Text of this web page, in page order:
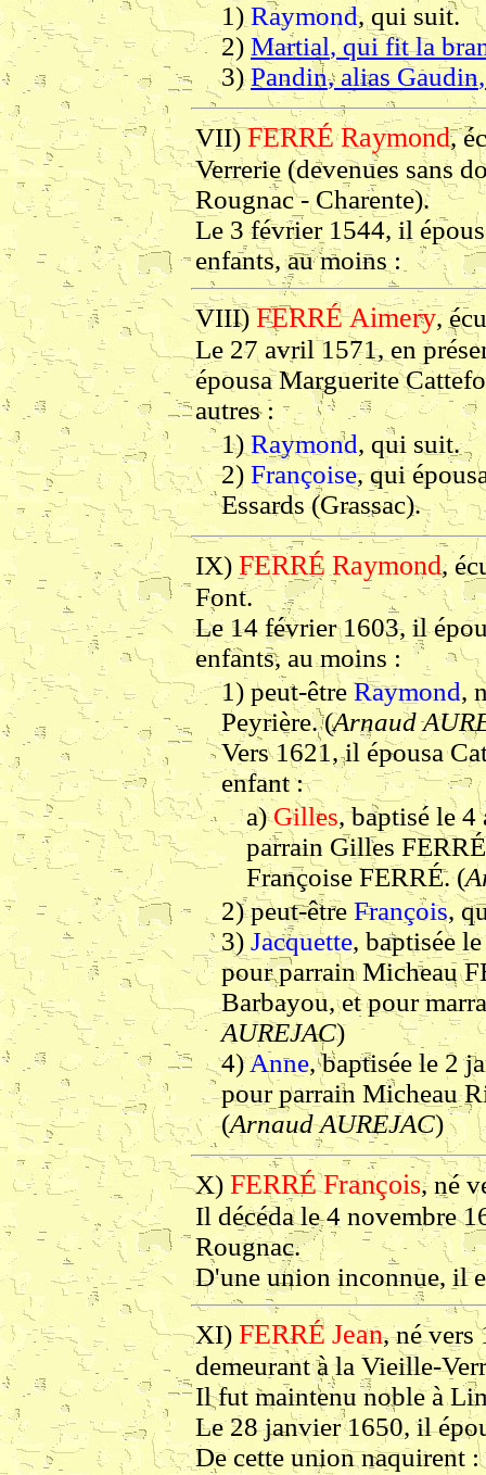
1)Raymond, qui suit.
2) Martial, qui fit la
3)Pandin, alias Gaudin
VII)FERRÉ Raymond,
Verrerie (devenues sans
Rougnac - Charente).
Le 3 février 1544, il
enfants, au moins :
VIII)FERRÉ Aimery,
Le 27 avril 1571, en
épousa Marguerite
autres :
1)Raymond, qui suit.
2) Françoise, qui
Essards (Grassac).
IX) FERRÉ Raymond,
Font.
Le 14 février 1603, il
enfants, au moins :
1) peut-êtreRaymond,
Peyrière. (Arnaud
Vers 1621, il épousa
enfant :
a)Gilles, baptisé le
parrain Gilles
Françoise FERRÉ. (
2)peut-être François,
3) Jacquette, baptisée
pour parrain Micheau
Barbayou, et pour
AUREJAC)
4)Anne, baptisée le 2
pour parrain Micheau
(Arnaud AUREJAC)
X)FERRÉ François, né
Il décéda le 4 novembre
Rougnac.
D'une union inconnue, il
XI) FERRÉ Jean, né vers
demeurant à la Vieille-
Il fut maintenu noble à
Le 28 janvier 1650, il
De cette union naquirent :